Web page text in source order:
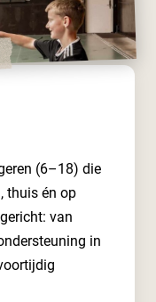
(6–18) die
thuis én op
van
in